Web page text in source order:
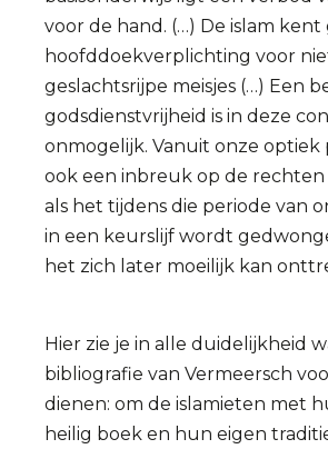
voor de hand. (…) De islam kent
hoofddoekverplichting voor
geslachtsrijpe meisjes (…) Een
godsdienstvrijheid is in deze
onmogelijk. Vanuit onze optiek
ook een inbreuk op de rechten
als het tijdens die periode van
in een keurslijf wordt
het zich later moeilijk kan
Hier zie je in alle duidelijkheid
bibliografie van Vermeersch
dienen: om de islamieten met
heilig boek en hun eigen